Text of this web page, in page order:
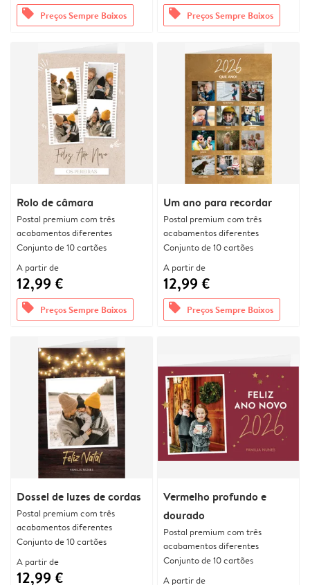
offers Preços Sempre Baixos offers Preços Sempre Baixos
Rolo de câmara
Postal premium com três
acabamentos diferentes
Conjunto de 10 cartões
A partir de
12,99 €
offers Preços Sempre Baixos
Um ano para recordar
Postal premium com três
acabamentos diferentes
Conjunto de 10 cartões
A partir de
12,99 €
offers Preços Sempre Baixos
Dossel de luzes de cordas
Postal premium com três
acabamentos diferentes
Conjunto de 10 cartões
A partir de
12,99 €
Vermelho profundo e
dourado
Postal premium com três
acabamentos diferentes
Conjunto de 10 cartões
A partir de